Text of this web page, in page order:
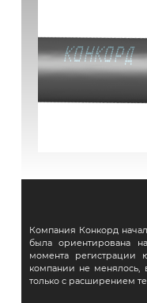
Компания Конкорд
была ориентирована
момента регистрации
компании не менялось,
только с расширением